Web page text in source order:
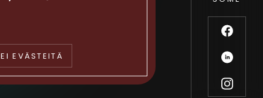
EI EVÄSTEITÄ
JÄTÄ YHTEYSTIEDOT